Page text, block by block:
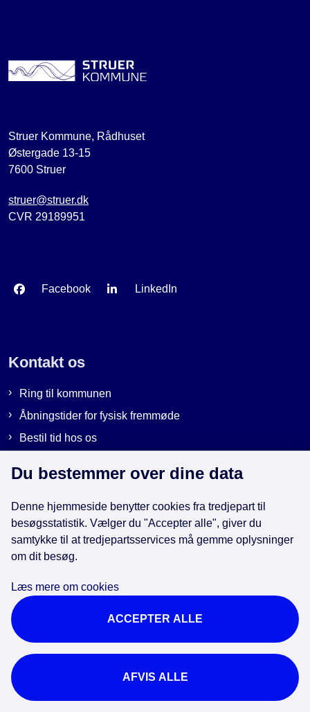
Struer Kommune, Rådhuset
Østergade 13-15
7600 Struer
struer@struer.dk
CVR 29189951
Facebook LinkedIn
Kontakt os
Ring til kommunen
Åbningstider for fysisk fremmøde
Bestil tid hos os
Genveje
EAN-numre i kommunen
Cookies
Tilgængelighedserklæring
Brug af kunstig intelligens
Du bestemmer over dine data
Denne hjemmeside benytter cookies fra tredjepart til
besøgsstatistik. Vælger du "Accepter alle", giver du
samtykke til at tredjepartsservices må gemme oplysninger
om dit besøg.
Læs mere om cookies
ACCEPTER ALLE
AFVIS ALLE